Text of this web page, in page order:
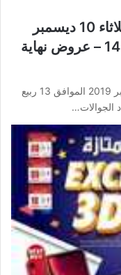
عروض الحداد الجوالات اليوم الثلاثاء 10 ديسمبر
2019 الموافق 13 ربيع الاخر 1441 – عروض نهاية
عروض الحداد الجوالات اليوم الثلاثاء 10 ديسمبر 2019 الموافق 13 ربيع